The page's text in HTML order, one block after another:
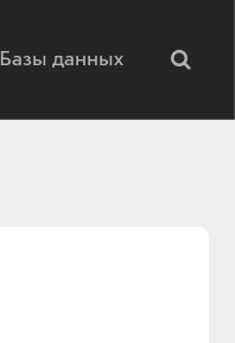
Базы данных